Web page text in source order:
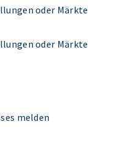
oder Märkte
oder Märkte
melden